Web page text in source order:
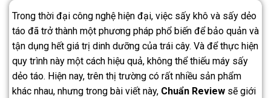
Trong thời đại công nghệ hiện đại, việc sấy khô và sấy dẻo
táo đã trở thành một phương pháp phổ biến để bảo quản và
tận dụng hết giá trị dinh dưỡng của trái cây. Và để thực hiện
quy trình này một cách hiệu quả, không thể thiếu máy sấy
dẻo táo. Hiện nay, trên thị trường có rất nhiều sản phẩm
khác nhau, nhưng trong bài viết này, Chuẩn Review sẽ giới